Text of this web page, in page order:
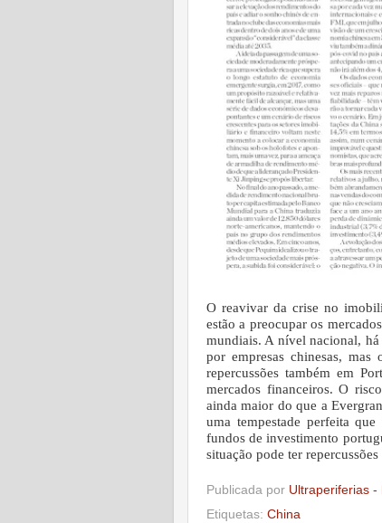
O reavivar da crise no
estão a preocupar os
mundiais. A nível nacional,
por empresas chinesas,
repercussões também em
mercados financeiros. O
ainda maior do que a
uma tempestade perfeita
fundos de investimento
situação pode ter
Publicada por Ultraperiferias -
Etiquetas: China